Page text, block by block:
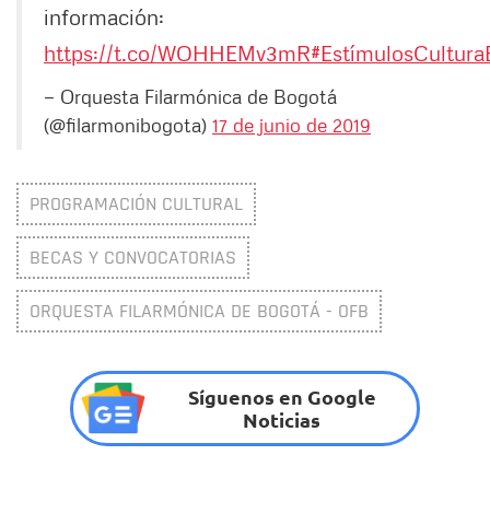
información:
https://t.co/WOHHEMv3mR
— Orquesta Filarmónica de Bogotá
(@filarmonibogota) 17 de junio de 2019
PROGRAMACIÓN CULTURAL
BECAS Y CONVOCATORIAS
ORQUESTA FILARMÓNICA DE BOGOTÁ - OFB
Síguenos en Google
Noticias